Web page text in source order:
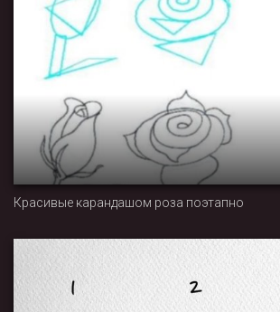
Красивые карандашом роза поэтапно